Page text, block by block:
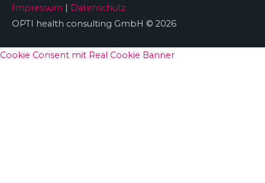
Impressum
Datenschutz
OPTI health consulting GmbH © 2026
Cookie Consent mit Real Cookie Banner